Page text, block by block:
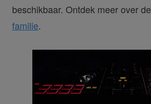
beschikbaar. Ontdek meer over de
familie.